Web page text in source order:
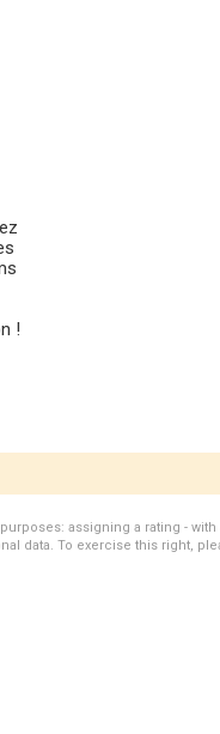
!
assigning a rating -
To exercise this right,